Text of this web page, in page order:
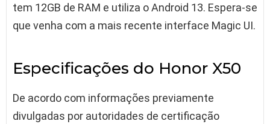
tem 12GB de RAM e utiliza o Android 13. Espera-se
que venha com a mais recente interface Magic UI.
Especificações do Honor X50
De acordo com informações previamente
divulgadas por autoridades de certificação